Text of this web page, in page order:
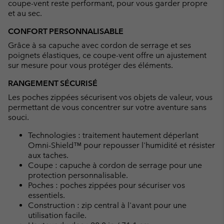
coupe-vent reste performant, pour vous garder propre
et au sec.
CONFORT PERSONNALISABLE
Grâce à sa capuche avec cordon de serrage et ses
poignets élastiques, ce coupe-vent offre un ajustement
sur mesure pour vous protéger des éléments.
RANGEMENT SÉCURISÉ
Les poches zippées sécurisent vos objets de valeur, vous
permettant de vous concentrer sur votre aventure sans
souci.
Technologies : traitement hautement déperlant
Omni-Shield™ pour repousser l'humidité et résister
aux taches.
Coupe : capuche à cordon de serrage pour une
protection personnalisable.
Poches : poches zippées pour sécuriser vos
essentiels.
Construction : zip central à l'avant pour une
utilisation facile.